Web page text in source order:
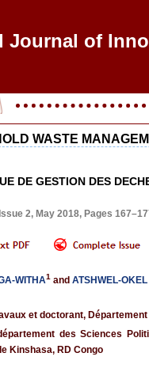
Journal of
WASTE
DE GESTION DES
2, May 2018, Pages
WITHA1 and ATSHWEL-
et doctorant,
des Sciences
Kinshasa, RD Congo